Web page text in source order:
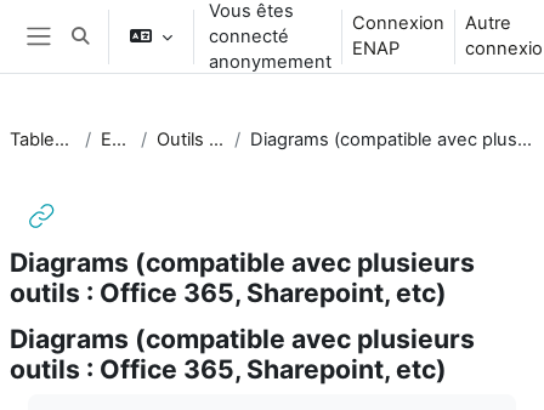
Passer au contenu principal
Panneau latéral
Activer/désactiver la saisie de recherche
Vous êtes
connecté
anonymement
Connexion
ENAP
Autre
Tableau de bord ENS_FAD Outils audiovisuels Diagrams (compatible avec plusieurs outils : Office 365, Sharepoint, etc)
Diagrams (compatible avec plusieurs
outils : Office 365, Sharepoint, etc)
Diagrams (compatible avec plusieurs
outils : Office 365, Sharepoint, etc)